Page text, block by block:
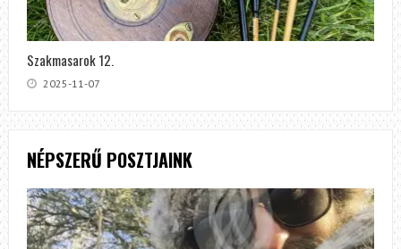
Szakmasarok 12.
2025-11-07
NÉPSZERŰ POSZTJAINK